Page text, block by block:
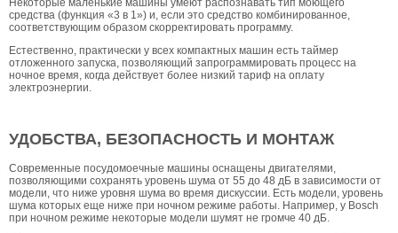
средства (функция «3 в 1») и, если это средство комбинированное,
соответствующим образом скорректировать программу.
Естественно, практически у всех компактных машин есть таймер
отложенного запуска, позволяющий запрограммировать процесс на
ночное время, когда действует более низкий тариф на оплату
электроэнергии.
УДОБСТВА, БЕЗОПАСНОСТЬ И МОНТАЖ
Современные посудомоечные машины оснащены двигателями,
позволяющими сохранять уровень шума от 55 до 48 дБ в зависимости от
модели, что ниже уровня шума во время дискуссии. Есть модели, уровень
шума которых еще ниже при ночном режиме работы. Например, у Bosch
при ночном режиме некоторые модели шумят не громче 40 дБ.